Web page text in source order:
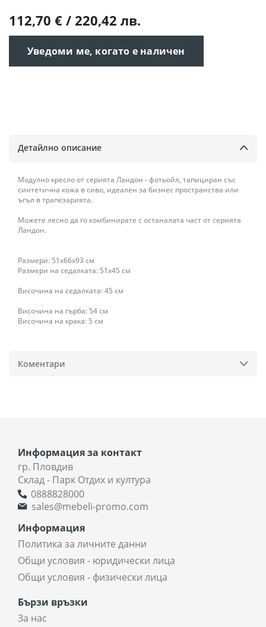
112,70 € / 220,42 лв.
Уведоми ме, когато е наличен
Детайлно описание
Модулно кресло от серията Ландон - фотьойл, тапициран със
синтетична кожа в сиво, идеален за бизнес пространства или
ъгъл в трапезарията.
Можете лесно да го комбинирате с останалата част от серията
Ландон.
Размери: 51х66х93 см
Размери на седалката: 51x45 см
Височина на седалката: 45 см
Височина на гърба: 54 см
Височина на крака: 5 cм
Коментари
Информация за контакт
гр. Пловдив
Склад - Парк Отдих и култура
0888828000
sales@mebeli-promo.com
Информация
Политика за личните данни
Общи условия - юридически лица
Общи условия - физически лица
Бързи връзки
За нас